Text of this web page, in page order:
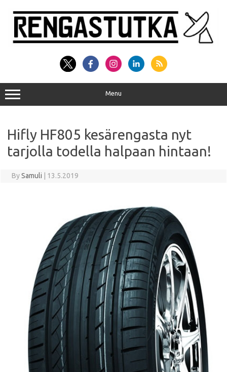
content
Menu
Hifly HF805 kesärengasta nyt
tarjolla todella halpaan hintaan!
BySamuli 13.5.2019